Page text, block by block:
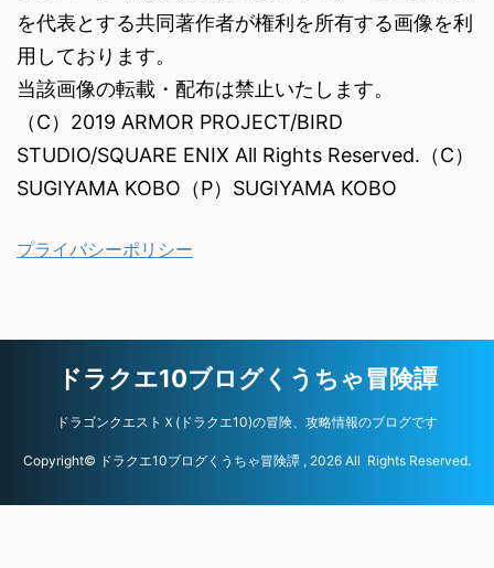
を代表とする共同著作者が権利を所有する画像を利
用しております。
当該画像の転載・配布は禁止いたします。
（C）2019 ARMOR PROJECT/BIRD
STUDIO/SQUARE ENIX All Rights Reserved.（C）
SUGIYAMA KOBO（P）SUGIYAMA KOBO
プライバシーポリシー
ドラクエ10ブログくうちゃ冒険譚
ドラゴンクエストＸ(ドラクエ10)の冒険、攻略情報のブログです
Copyright© ドラクエ10ブログくうちゃ冒険譚 , 2026 All Rights Reserved.